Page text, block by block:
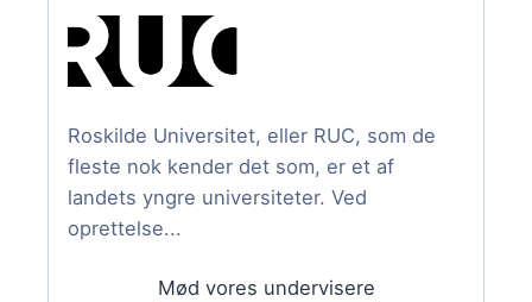
Roskilde Universitet, eller RUC, som de
fleste nok kender det som, er et af
landets yngre universiteter. Ved
oprettelse...
Mød vores undervisere